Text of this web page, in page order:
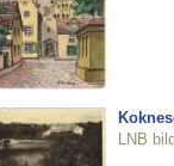
LNB